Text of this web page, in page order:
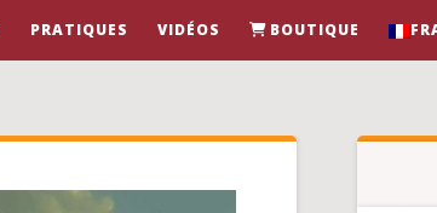
PRATIQUES VIDÉOS BOUTIQUE